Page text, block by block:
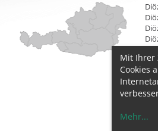
Mit Ihrer
Cookies
Mehr...